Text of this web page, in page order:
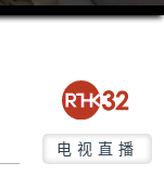
电视直播